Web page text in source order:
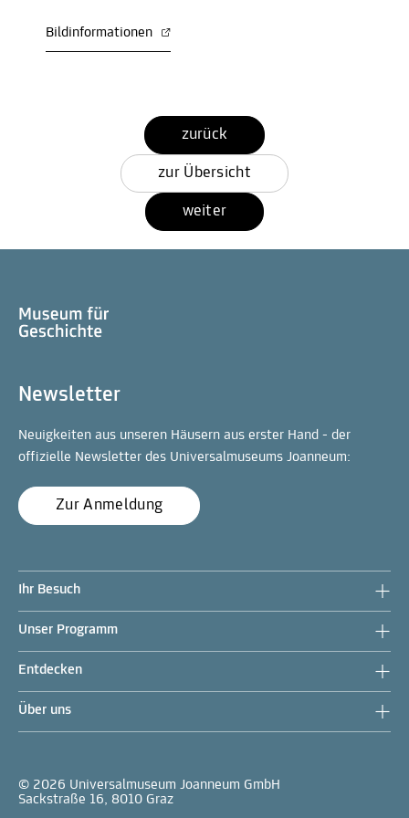
Bildinformationen
zurück
zur Übersicht
weiter
Newsletter
Neuigkeiten aus unseren Häusern aus erster Hand - der
offizielle Newsletter des Universalmuseums Joanneum:
Zur Anmeldung
Ihr Besuch
Unser Programm
Entdecken
Über uns
© 2026 Universalmuseum Joanneum GmbH
Sackstraße 16, 8010 Graz